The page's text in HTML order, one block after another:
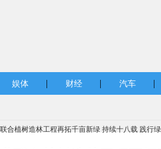
娱体 | 财经 | 汽车 |
合植树造林工程再拓千亩新绿 持续十八载 践行